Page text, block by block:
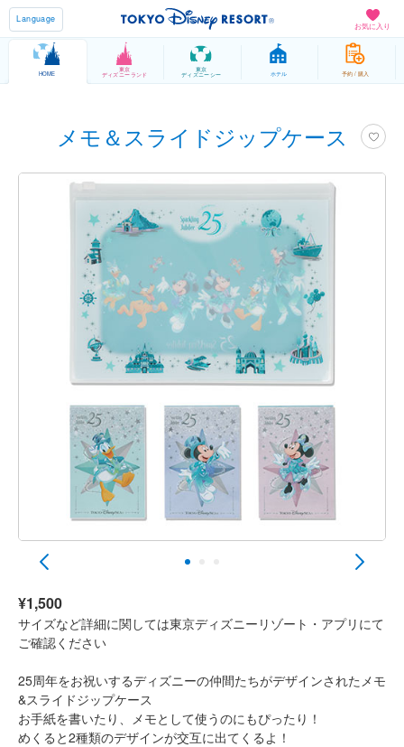
お気に入り
Language
HOME
東京
ディズニーランド
東京
ディズニーシー ホテル 予約 / 購入
メモ＆スライドジップケース
¥1,500
サイズなど詳細に関しては東京ディズニーリゾート・アプリにて
ご確認ください
25周年をお祝いするディズニーの仲間たちがデザインされたメモ
&スライドジップケース
お手紙を書いたり、メモとして使うのにもぴったり！
めくると2種類のデザインが交互に出てくるよ！